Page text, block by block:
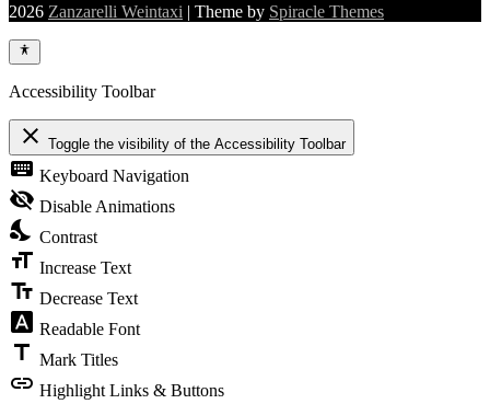
2026 Zanzarelli Weintaxi | Theme by Spiracle Themes
Accessibility Toolbar
close Toggle the visibility of the Accessibility Toolbar
keyboard Keyboard Navigation
visibility_off Disable Animations
nights_stay Contrast
format_size Increase Text
text_fields Decrease Text
font_download Readable Font
title Mark Titles
link Highlight Links & Buttons